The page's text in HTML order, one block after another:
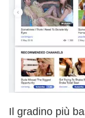
Il gradino più